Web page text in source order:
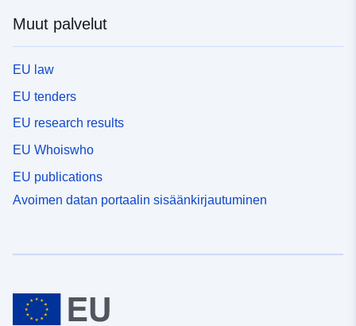
Muut palvelut
EU law
EU tenders
EU research results
EU Whoiswho
EU publications
Avoimen datan portaalin sisäänkirjautuminen